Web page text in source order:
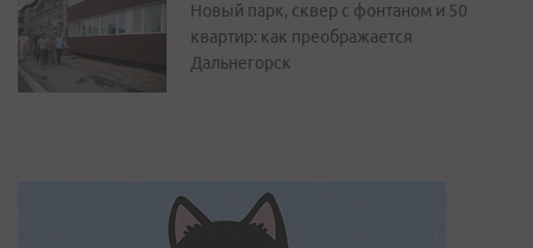
Новый парк, сквер с фонтаном и 50
квартир: как преображается
Дальнегорск